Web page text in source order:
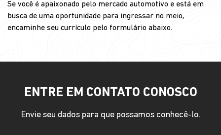
Se você é apaixonado pelo mercado automotivo e está em
busca de uma oportunidade para ingressar no meio,
encaminhe seu currículo pelo formulário abaixo.
ENTRE EM CONTATO CONOSCO
Envie seu dados para que possamos conhecê-lo.